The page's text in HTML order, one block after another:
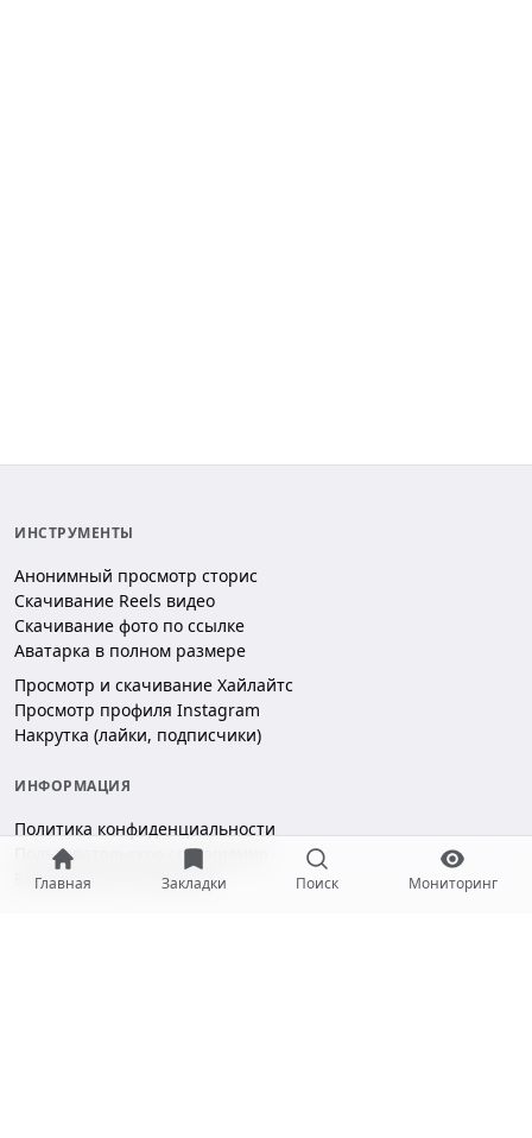
Главная Закладки Поиск Мониторинг
ИНСТРУМЕНТЫ
Анонимный просмотр сторис
Скачивание Reels видео
Скачивание фото по ссылке
Аватарка в полном размере
Просмотр и скачивание Хайлайтс
Просмотр профиля Instagram
Накрутка (лайки, подписчики)
ИНФОРМАЦИЯ
Политика конфиденциальности
Пользовательское соглашение
Безопасность платежей